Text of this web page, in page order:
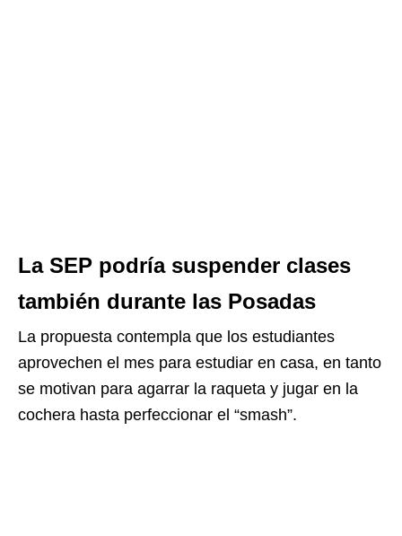
La SEP podría suspender clases
también durante las Posadas
La propuesta contempla que los estudiantes
aprovechen el mes para estudiar en casa, en tanto
se motivan para agarrar la raqueta y jugar en la
cochera hasta perfeccionar el “smash”.